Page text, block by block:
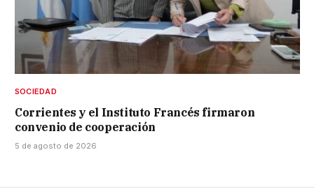
SOCIEDAD
Corrientes y el Instituto Francés firmaron
convenio de cooperación
5 de agosto de 2026